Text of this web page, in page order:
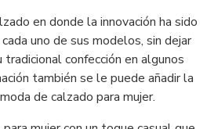
en donde la innovación ha sido
uno de sus modelos, sin dejar
confección en algunos
también se le puede añadir la
de calzado para mujer.